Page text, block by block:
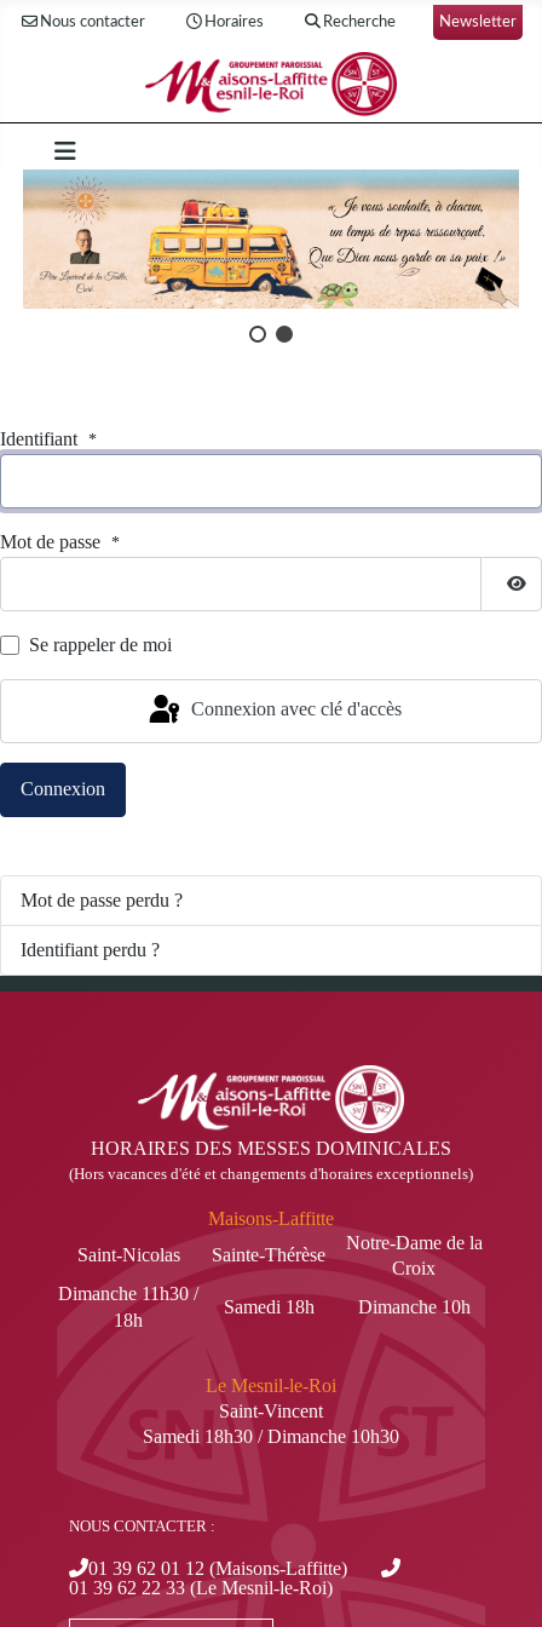
Nous contacter Horaires Recherche Newsletter
Identifiant *
Mot de passe *
Se rappeler de moi
Connexion avec clé d'accès
Connexion
Mot de passe perdu ?
Identifiant perdu ?
HORAIRES DES MESSES DOMINICALES
(Hors vacances d'été et changements d'horaires exceptionnels)
Maisons-Laffitte
Saint-Nicolas
Sainte-Thérèse
Notre-Dame de la
Croix
Dimanche 11h30 /
18h
Samedi 18h Dimanche 10h
Le Mesnil-le-Roi
Saint-Vincent
Samedi 18h30 / Dimanche 10h30
NOUS CONTACTER :
01 39 62 01 12 (Maisons-Laffitte)
01 39 62 22 33 (Le Mesnil-le-Roi)